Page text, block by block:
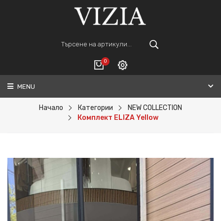
0
ВАШАТА КОЛИЧКА Е ПРАЗНА.
ПОРЪЧАЙ
Регистрация
MENU
Начало Категории
NEW COLLECTION
Комплект ELIZA Yellow